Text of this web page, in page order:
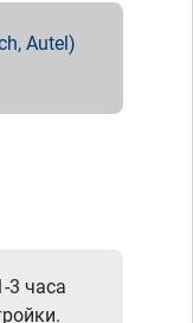
Autel)
3 часа